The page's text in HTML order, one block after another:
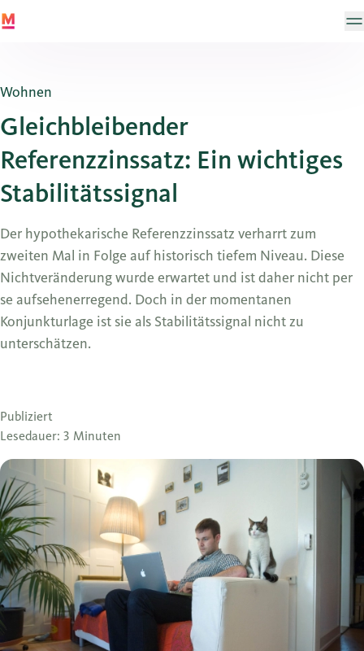
Wohnen
Gleichbleibender
Referenzzinssatz: Ein wichtiges
Stabilitätssignal
Der hypothekarische Referenzzinssatz verharrt zum
zweiten Mal in Folge auf historisch tiefem Niveau. Diese
Nichtveränderung wurde erwartet und ist daher nicht per
se aufsehenerregend. Doch in der momentanen
Konjunkturlage ist sie als Stabilitätssignal nicht zu
unterschätzen.
Publiziert
Lesedauer: 3 Minuten